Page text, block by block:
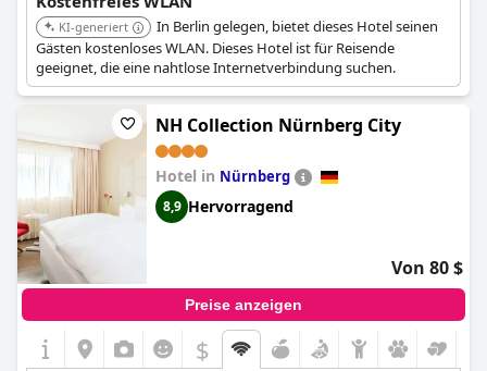
KI-generiert
In Berlin gelegen, bietet dieses Hotel seinen
Gästen kostenloses WLAN. Dieses Hotel ist für Reisende
geeignet, die eine nahtlose Internetverbindung suchen.
NH Collection Nürnberg City
Hotel in Nürnberg
8,9 Hervorragend
Von 80 $
Preise anzeigen
$